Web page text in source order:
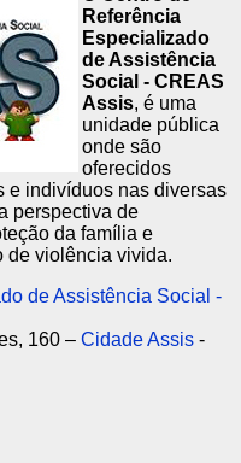
Referência
Especializado
de Assistência
Social - CREAS
Assis, é uma
unidade pública
onde são
oferecidos
e indivíduos nas diversas
perspectiva de
da família e
de violência vivida.
de Assistência Social -
160 – Cidade Assis -